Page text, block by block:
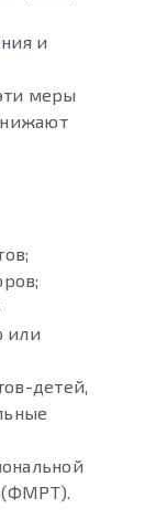
и
меры
или
детей,
(ФМРТ).